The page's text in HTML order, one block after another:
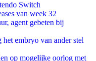
Switch
van week 32
agent gebeten bij
embryo van ander stel
op mogelijke oorlog met